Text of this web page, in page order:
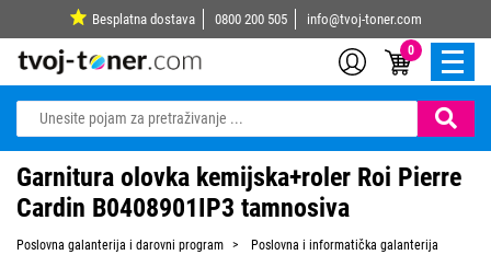
Besplatna dostava 0800 200 505 info@tvoj-toner.com
0
Garnitura olovka kemijska+roler Roi Pierre
Cardin B0408901IP3 tamnosiva
Poslovna galanterija i darovni program Poslovna i informatička galanterija